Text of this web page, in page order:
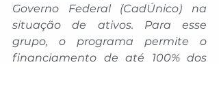
Governo Federal (CadÚnico) na
situação de ativos. Para esse
grupo, o programa permite o
financiamento de até 100% dos